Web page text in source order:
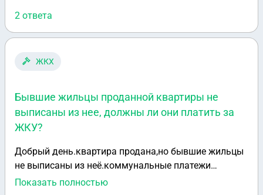
некачественные комплектующие у самих Samsung?
Ведь нет гарантии, что того не случится и со
2 ответа
ЖКХ
Бывшие жильцы проданной квартиры не
выписаны из нее, должны ли они платить за
ЖКУ?
Добрый день.квартира продана,но бывшие жильцы
не выписаны из неё.коммунальные платежи
приходят на имя прописанных.это верно?или
Показать полностью